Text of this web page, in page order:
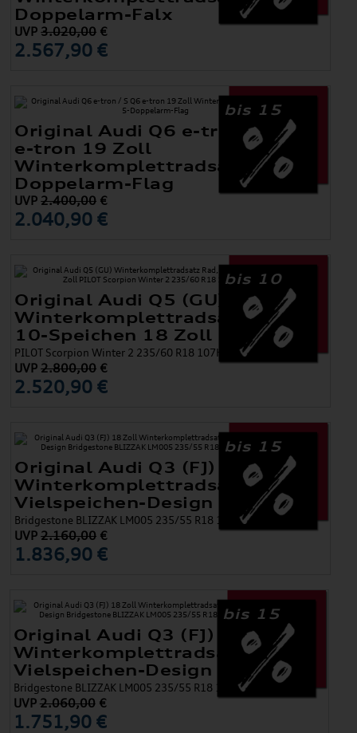
Doppelarm-Falx
UVP3.020,00 €
2.567,90 €
bis 15
Original Audi Q6 e-tron / S Q6
e-tron 19 Zoll
Winterkomplettradsatz 5-
Doppelarm-Flag
UVP2.400,00 €
2.040,90 €
bis 10
Original Audi Q5 (GU)
Winterkomplettradsatz Rad,
10-Speichen 18 Zoll
PILOT Scorpion Winter 2 235/60 R18 107H XL
UVP2.800,00 €
2.520,90 €
bis 15
Original Audi Q3 (FJ) 18 Zoll
Winterkomplettradsatz
Vielspeichen-Design
Bridgestone BLIZZAK LM005 235/55 R18 100V 8,0Jx18
UVP2.160,00 €
1.836,90 €
bis 15
Original Audi Q3 (FJ) 18 Zoll
Winterkomplettradsatz
Vielspeichen-Design
Bridgestone BLIZZAK LM005 235/55 R18 100V 8,0Jx18
UVP 2.060,00€
1.751,90 €